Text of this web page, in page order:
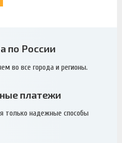
по России
во все города и регионы.
платежи
только надежные способы